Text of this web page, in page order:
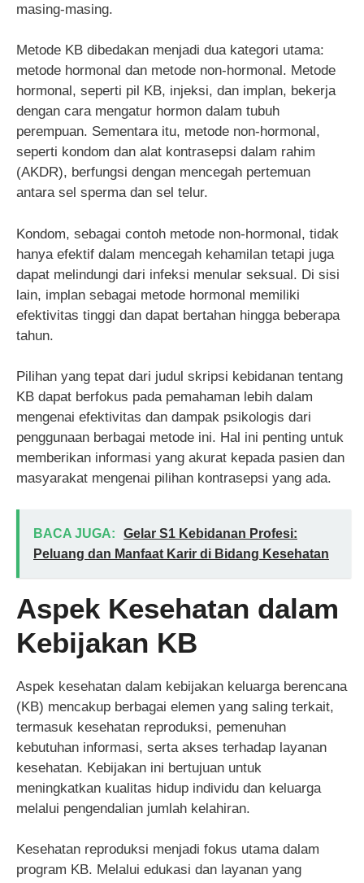
masing-masing.
Metode KB dibedakan menjadi dua kategori utama:
metode hormonal dan metode non-hormonal. Metode
hormonal, seperti pil KB, injeksi, dan implan, bekerja
dengan cara mengatur hormon dalam tubuh
perempuan. Sementara itu, metode non-hormonal,
seperti kondom dan alat kontrasepsi dalam rahim
(AKDR), berfungsi dengan mencegah pertemuan
antara sel sperma dan sel telur.
Kondom, sebagai contoh metode non-hormonal, tidak
hanya efektif dalam mencegah kehamilan tetapi juga
dapat melindungi dari infeksi menular seksual. Di sisi
lain, implan sebagai metode hormonal memiliki
efektivitas tinggi dan dapat bertahan hingga beberapa
tahun.
Pilihan yang tepat dari judul skripsi kebidanan tentang
KB dapat berfokus pada pemahaman lebih dalam
mengenai efektivitas dan dampak psikologis dari
penggunaan berbagai metode ini. Hal ini penting untuk
memberikan informasi yang akurat kepada pasien dan
masyarakat mengenai pilihan kontrasepsi yang ada.
BACA JUGA:
Gelar S1 Kebidanan Profesi:
Peluang dan Manfaat Karir di Bidang Kesehatan
Aspek Kesehatan dalam
Kebijakan KB
Aspek kesehatan dalam kebijakan keluarga berencana
(KB) mencakup berbagai elemen yang saling terkait,
termasuk kesehatan reproduksi, pemenuhan
kebutuhan informasi, serta akses terhadap layanan
kesehatan. Kebijakan ini bertujuan untuk
meningkatkan kualitas hidup individu dan keluarga
melalui pengendalian jumlah kelahiran.
Kesehatan reproduksi menjadi fokus utama dalam
program KB. Melalui edukasi dan layanan yang